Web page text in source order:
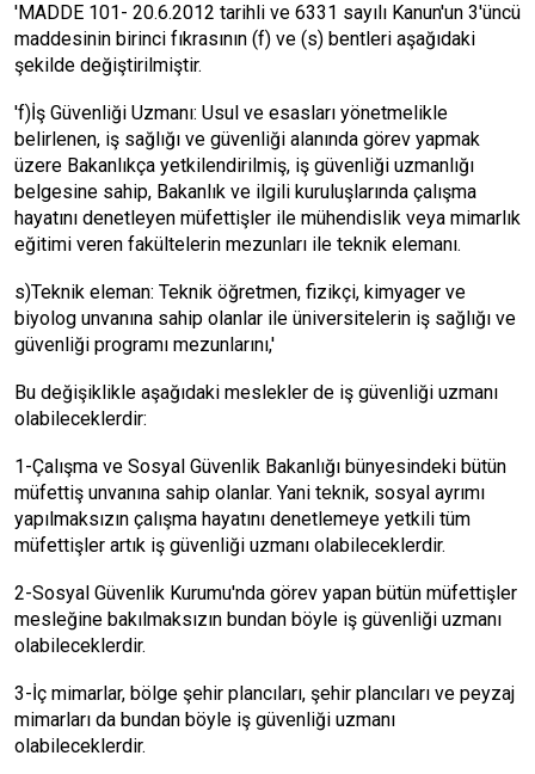
'MADDE 101- 20.6.2012 tarihli ve 6331 sayılı Kanun'un 3'üncü
maddesinin birinci fıkrasının (f) ve (s) bentleri aşağıdaki
şekilde değiştirilmiştir.
'f)İş Güvenliği Uzmanı: Usul ve esasları yönetmelikle
belirlenen, iş sağlığı ve güvenliği alanında görev yapmak
üzere Bakanlıkça yetkilendirilmiş, iş güvenliği uzmanlığı
belgesine sahip, Bakanlık ve ilgili kuruluşlarında çalışma
hayatını denetleyen müfettişler ile mühendislik veya mimarlık
eğitimi veren fakültelerin mezunları ile teknik elemanı.
s)Teknik eleman: Teknik öğretmen, fizikçi, kimyager ve
biyolog unvanına sahip olanlar ile üniversitelerin iş sağlığı ve
güvenliği programı mezunlarını,'
Bu değişiklikle aşağıdaki meslekler de iş güvenliği uzmanı
olabileceklerdir:
1-Çalışma ve Sosyal Güvenlik Bakanlığı bünyesindeki bütün
müfettiş unvanına sahip olanlar. Yani teknik, sosyal ayrımı
yapılmaksızın çalışma hayatını denetlemeye yetkili tüm
müfettişler artık iş güvenliği uzmanı olabileceklerdir.
2-Sosyal Güvenlik Kurumu'nda görev yapan bütün müfettişler
mesleğine bakılmaksızın bundan böyle iş güvenliği uzmanı
olabileceklerdir.
3-İç mimarlar, bölge şehir plancıları, şehir plancıları ve peyzaj
mimarları da bundan böyle iş güvenliği uzmanı
olabileceklerdir.